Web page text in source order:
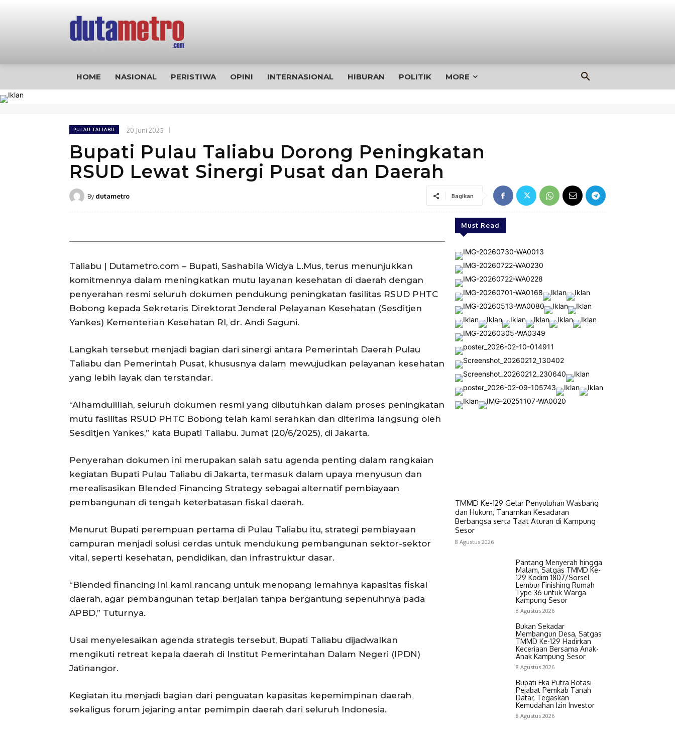
HOME NASIONAL PERISTIWA OPINI INTERNASIONAL HIBURAN POLITIK MORE
PULAU TALIABU 20 Juni 2025
Bupati Pulau Taliabu Dorong Peningkatan
RSUD Lewat Sinergi Pusat dan Daerah
By dutametro Bagikan
Taliabu | Dutametro.com – Bupati, Sashabila Widya L.Mus, terus menunjukkan
komitmennya dalam meningkatkan mutu layanan kesehatan di daerah dengan
penyerahan resmi seluruh dokumen pendukung peningkatan fasilitas RSUD PHTC
Bobong kepada Sekretaris Direktorat Jenderal Pelayanan Kesehatan (Sesditjen
Yankes) Kementerian Kesehatan RI, dr. Andi Saguni.
Langkah tersebut menjadi bagian dari sinergi antara Pemerintah Daerah Pulau
Taliabu dan Pemerintah Pusat, khususnya dalam mewujudkan pelayanan kesehatan
yang lebih layak dan terstandar.
“Alhamdulillah, seluruh dokumen resmi yang dibutuhkan dalam proses peningkatan
mutu fasilitas RSUD PHTC Bobong telah kami serahkan dan diterima langsung oleh
Sesditjen Yankes,” kata Bupati Taliabu. Jumat (20/6/2025), di Jakarta.
Penyerahan dokumen ini merupakan salah satu agenda penting dalam rangkaian
kegiatan Bupati Pulau Taliabu di Jakarta, termasuk dalam upaya menyusun dan
merealisasikan Blended Financing Strategy sebagai alternatif pembiayaan
pembangunan di tengah keterbatasan fiskal daerah.
Menurut Bupati perempuan pertama di Pulau Taliabu itu, strategi pembiayaan
campuran menjadi solusi cerdas untuk mendukung pembangunan sektor-sektor
vital, seperti kesehatan, pendidikan, dan infrastruktur dasar.
“Blended financing ini kami rancang untuk menopang lemahnya kapasitas fiskal
daerah, agar pembangunan tetap berjalan tanpa bergantung sepenuhnya pada
APBD,” Tuturnya.
Usai menyelesaikan agenda strategis tersebut, Bupati Taliabu dijadwalkan
mengikuti retreat kepala daerah di Institut Pemerintahan Dalam Negeri (IPDN)
Jatinangor.
Kegiatan itu menjadi bagian dari penguatan kapasitas kepemimpinan daerah
sekaligus forum jejaring antar pemimpin daerah dari seluruh Indonesia.
Must Read
TMMD Ke-129 Gelar Penyuluhan Wasbang
dan Hukum, Tanamkan Kesadaran
Berbangsa serta Taat Aturan di Kampung
Sesor
8 Agustus 2026
Pantang Menyerah hingga
Malam, Satgas TMMD Ke-
129 Kodim 1807/Sorsel
Lembur Finishing Rumah
Type 36 untuk Warga
Kampung Sesor
8 Agustus 2026
Bukan Sekadar
Membangun Desa, Satgas
TMMD Ke-129 Hadirkan
Keceriaan Bersama Anak-
Anak Kampung Sesor
8 Agustus 2026
Bupati Eka Putra Rotasi
Pejabat Pemkab Tanah
Datar, Tegaskan
Kemudahan Izin Investor
8 Agustus 2026